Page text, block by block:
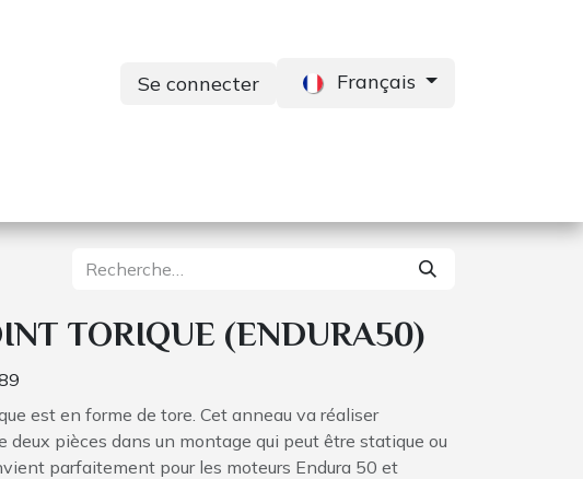
Se connecter Français
TORIQUE (ENDURA50)
est en forme de tore. Cet anneau va réaliser
deux pièces dans un montage qui peut être statique ou
parfaitement pour les moteurs Endura 50 et